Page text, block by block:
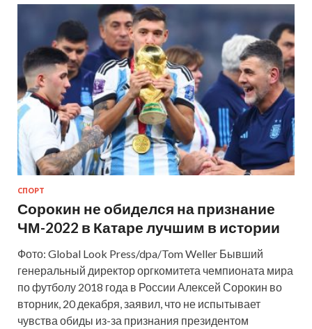
СПОРТ
Сорокин не обиделся на признание
ЧМ-2022 в Катаре лучшим в истории
Фото: Global Look Press/dpa/Tom Weller Бывший
генеральный директор оргкомитета чемпионата мира
по футболу 2018 года в России Алексей Сорокин во
вторник, 20 декабря, заявил, что не испытывает
чувства обиды из-за признания президентом